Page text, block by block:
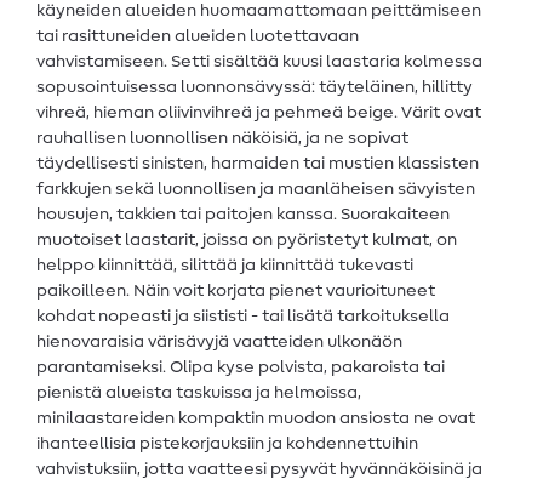
käyneiden alueiden huomaamattomaan peittämiseen
tai rasittuneiden alueiden luotettavaan
vahvistamiseen. Setti sisältää kuusi laastaria kolmessa
sopusointuisessa luonnonsävyssä: täyteläinen, hillitty
vihreä, hieman oliivinvihreä ja pehmeä beige. Värit ovat
rauhallisen luonnollisen näköisiä, ja ne sopivat
täydellisesti sinisten, harmaiden tai mustien klassisten
farkkujen sekä luonnollisen ja maanläheisen sävyisten
housujen, takkien tai paitojen kanssa. Suorakaiteen
muotoiset laastarit, joissa on pyöristetyt kulmat, on
helppo kiinnittää, silittää ja kiinnittää tukevasti
paikoilleen. Näin voit korjata pienet vaurioituneet
kohdat nopeasti ja siististi - tai lisätä tarkoituksella
hienovaraisia värisävyjä vaatteiden ulkonäön
parantamiseksi. Olipa kyse polvista, pakaroista tai
pienistä alueista taskuissa ja helmoissa,
minilaastareiden kompaktin muodon ansiosta ne ovat
ihanteellisia pistekorjauksiin ja kohdennettuihin
vahvistuksiin, jotta vaatteesi pysyvät hyvännäköisinä ja